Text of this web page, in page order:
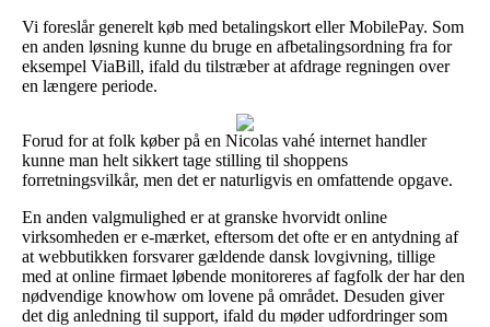
Vi foreslår generelt køb med betalingskort eller MobilePay. Som
en anden løsning kunne du bruge en afbetalingsordning fra for
eksempel ViaBill, ifald du tilstræber at afdrage regningen over
en længere periode.
Forud for at folk køber på en Nicolas vahé internet handler
kunne man helt sikkert tage stilling til shoppens
forretningsvilkår, men det er naturligvis en omfattende opgave.
En anden valgmulighed er at granske hvorvidt online
virksomheden er e-mærket, eftersom det ofte er en antydning af
at webbutikken forsvarer gældende dansk lovgivning, tillige
med at online firmaet løbende monitoreres af fagfolk der har den
nødvendige knowhow om lovene på området. Desuden giver
det dig anledning til support, ifald du møder udfordringer som